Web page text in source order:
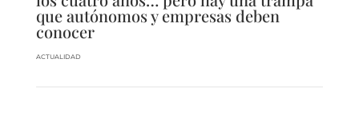
que autónomos y empresas deben
conocer
ACTUALIDAD